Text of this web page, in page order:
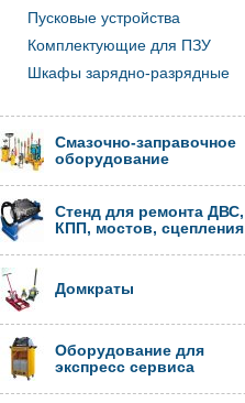
Пусковые устройства
Комплектующие для ПЗУ
Шкафы зарядно-разрядные
Смазочно-заправочное
оборудование
Стенд для ремонта ДВС,
КПП, мостов, сцепления
Домкраты
Оборудование для
экспресс сервиса